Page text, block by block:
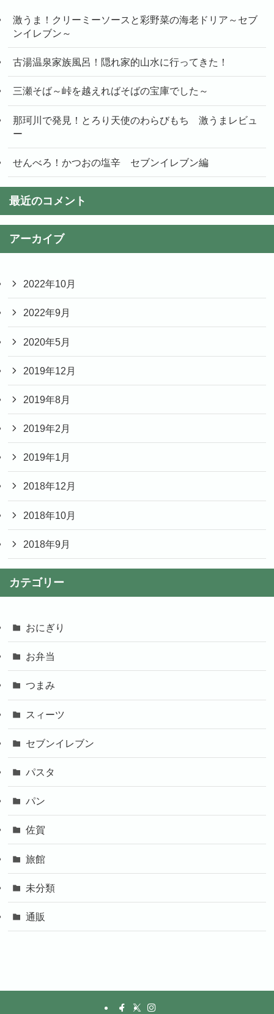
激うま！クリーミーソースと彩野菜の海老ドリア～セブ
ンイレブン～
古湯温泉家族風呂！隠れ家的山水に行ってきた！
三瀬そば～峠を越えればそばの宝庫でした～
那珂川で発見！とろり天使のわらびもち 激うまレビュ
ー
せんべろ！かつおの塩辛 セブンイレブン編
最近のコメント
アーカイブ
2022年10月
2022年9月
2020年5月
2019年12月
2019年8月
2019年2月
2019年1月
2018年12月
2018年10月
2018年9月
カテゴリー
おにぎり
お弁当
つまみ
スィーツ
セブンイレブン
パスタ
パン
佐賀
旅館
未分類
通販